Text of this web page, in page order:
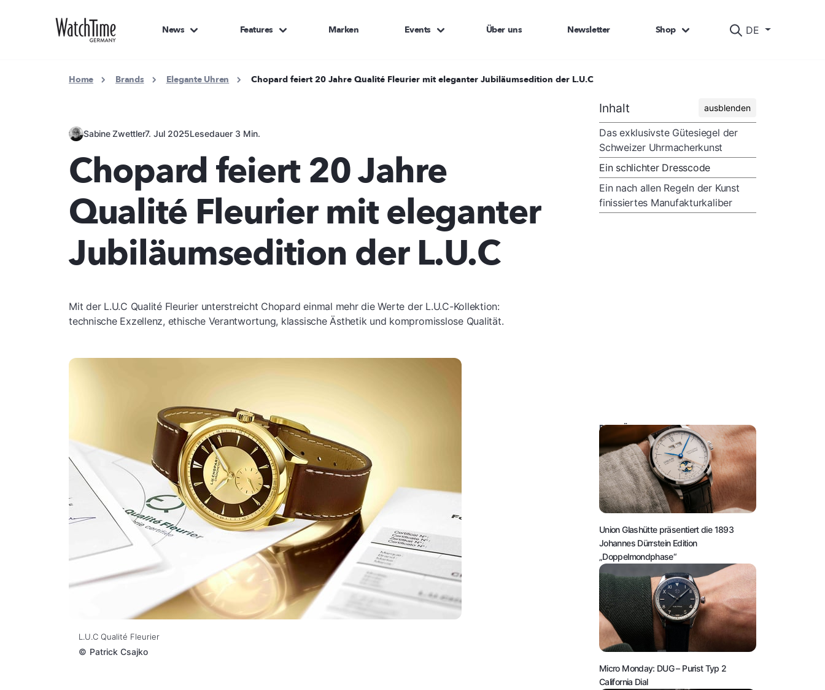
DE
News Features Marken Events Über uns Newsletter Shop
Home Brands Elegante Uhren Chopard feiert 20 Jahre Qualité Fleurier mit eleganter Jubiläumsedition der L.U.C
Sabine Zwettler7. Jul 2025Lesedauer 3 Min.
Chopard feiert 20 Jahre
Qualité Fleurier mit eleganter
Jubiläumsedition der L.U.C
Mit der L.U.C Qualité Fleurier unterstreicht Chopard einmal mehr die Werte der L.U.C-Kollektion:
technische Exzellenz, ethische Verantwortung, klassische Ästhetik und kompromisslose Qualität.
L.U.C Qualité Fleurier
© Patrick Csajko
Inhalt ausblenden
Das exklusivste Gütesiegel der
Schweizer Uhrmacherkunst
Ein schlichter Dresscode
Ein nach allen Regeln der Kunst
finissiertes Manufakturkaliber
DAS KÖNNTE SIE AUCH INTERESSIEREN:
Union Glashütte präsentiert die 1893
Johannes Dürrstein Edition
„Doppelmondphase“
Micro Monday: DUG – Purist Typ 2
California Dial